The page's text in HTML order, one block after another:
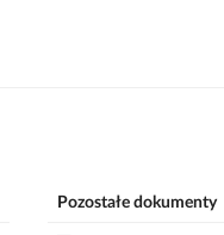
Pozostałe dokumenty